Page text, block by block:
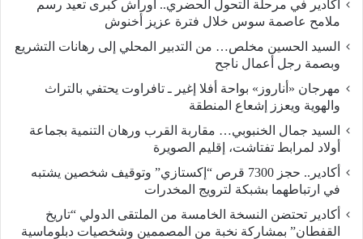
أكادير في مرحلة التحول الحضري.. أوراش كبرى تعيد رسم
ملامح عاصمة سوس خلال فترة عزيز أخنوش
السيد الحسين مخلص… من التدبير المحلي إلى رهانات التشريع
وبصمة رجل أعمال ناجح
مهرجان «أناروز» بواحة أفلا إغير ـ تافراوت يحتفي بالتراث
والهوية ويعزز إشعاع المنطقة
السيد جمال الخنبوبي… مقاربة القرب ورهان التنمية بجماعة
أولاد لمرابط تفتاشت، إقليم الصويرة
أكادير.. حجز 7300 قرص “إكستازي” وتوقيف شخصين يشتبه
في ارتباطهما بشبكة لترويج المخدرات
أكادير تحتضن النسخة الخامسة من الملتقى الدولي “تاريخ
القفطان” بمشاركة نخبة من المصممين وشخصيات دبلوماسية